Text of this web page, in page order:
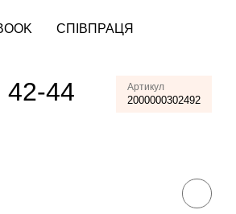
СПІВПРАЦЯ
42-44
Артикул
2000000302492